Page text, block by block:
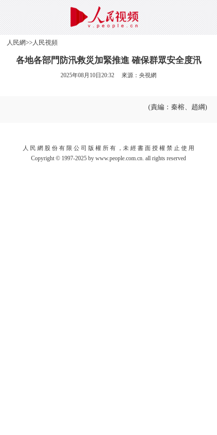
人民網>>人民視頻
各地各部門防汛救災加緊推進 確保群眾安全度汛
2025年08月10日20:32 來源： 央視網
(責編：秦榕、趙綱)
人 民 網 股 份 有 限 公 司 版 權 所 有 ，未 經 書 面 授 權 禁 止 使 用
Copyright © 1997-2025 by www.people.com.cn. all rights reserved